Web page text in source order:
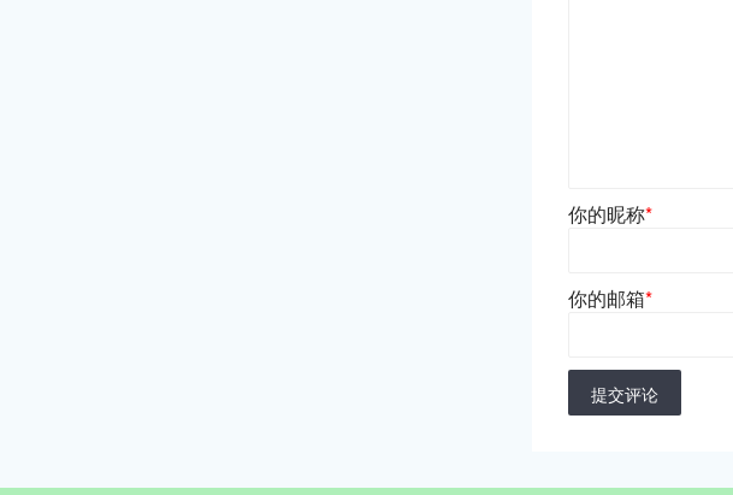
你的昵称*
你的邮箱*
提交评论